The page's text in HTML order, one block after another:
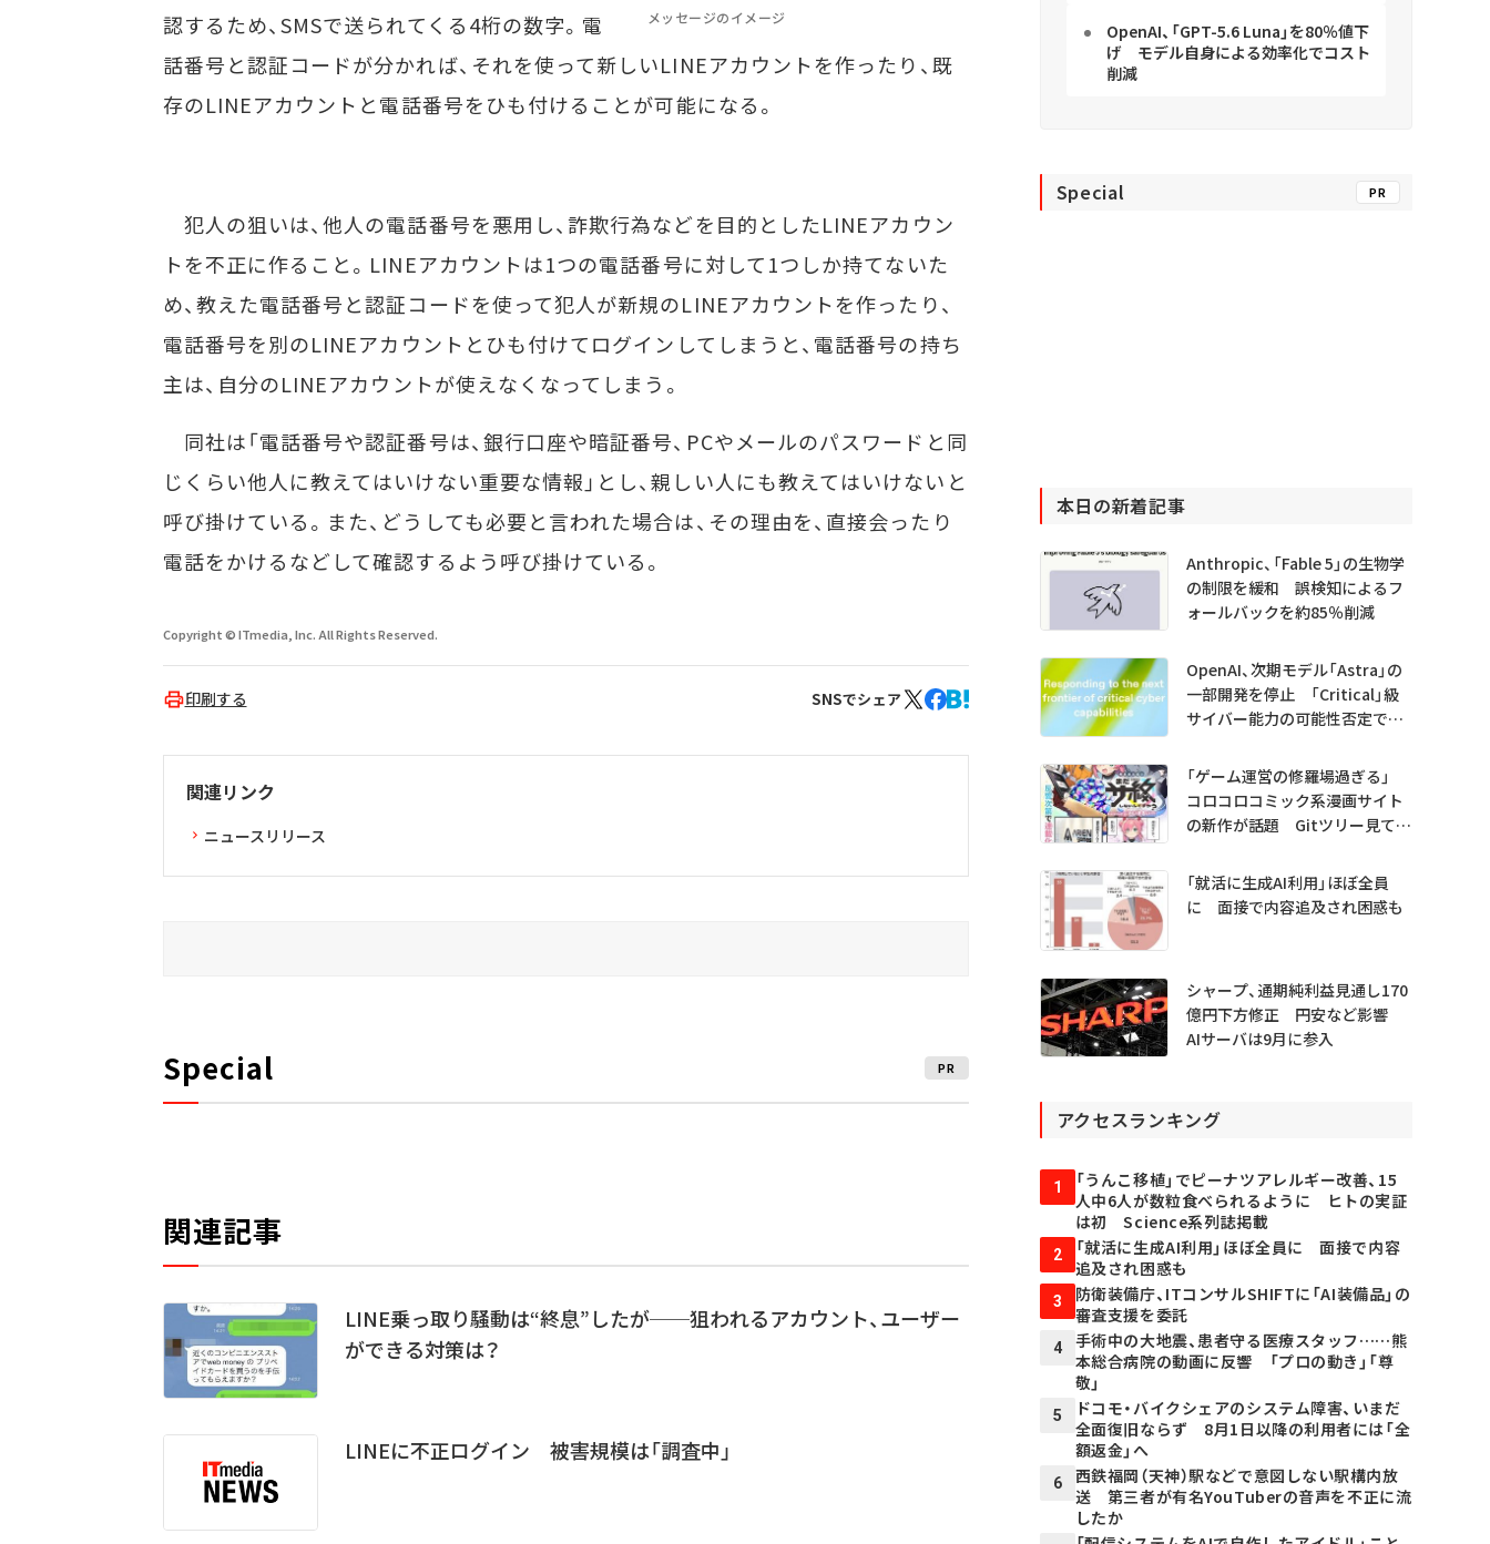
メッセージのイメージ
認するため、SMSで送られてくる4桁の数字。電
話番号と認証コードが分かれば、それを使って新しいLINEアカウントを作ったり、既
存のLINEアカウントと電話番号をひも付けることが可能になる。
犯人の狙いは、他人の電話番号を悪用し、詐欺行為などを目的としたLINEアカウン
トを不正に作ること。LINEアカウントは1つの電話番号に対して1つしか持てないた
め、教えた電話番号と認証コードを使って犯人が新規のLINEアカウントを作ったり、
電話番号を別のLINEアカウントとひも付けてログインしてしまうと、電話番号の持ち
主は、自分のLINEアカウントが使えなくなってしまう。
同社は「電話番号や認証番号は、銀行口座や暗証番号、PCやメールのパスワードと同
じくらい他人に教えてはいけない重要な情報」とし、親しい人にも教えてはいけないと
呼び掛けている。また、どうしても必要と言われた場合は、その理由を、直接会ったり
電話をかけるなどして確認するよう呼び掛けている。
Copyright © ITmedia, Inc. All Rights Reserved.
印刷する SNSでシェア
関連リンク
ニュースリリース
Special PR
関連記事
LINE乗っ取り騒動は“終息”したが──狙われるアカウント、ユーザー
ができる対策は？
LINEに不正ログイン 被害規模は「調査中」
OpenAI、「GPT-5.6 Luna」を80％値下
げ モデル自身による効率化でコスト
削減
Special PR
本日の新着記事
Anthropic、「Fable 5」の生物学
の制限を緩和 誤検知によるフ
ォールバックを約85％削減
OpenAI、次期モデル「Astra」の
一部開発を停止 「Critical」級
サイバー能力の可能性否定でき
「ゲーム運営の修羅場過ぎる」
コロコロコミック系漫画サイト
の新作が話題 Gitツリー見てガ
「就活に生成AI利用」ほぼ全員
に 面接で内容追及され困惑も
シャープ、通期純利益見通し170
億円下方修正 円安など影響
AIサーバは9月に参入
アクセスランキング
1
「うんこ移植」でピーナツアレルギー改善、15
人中6人が数粒食べられるように ヒトの実証
は初 Science系列誌掲載
2
「就活に生成AI利用」ほぼ全員に 面接で内容
追及され困惑も
3
防衛装備庁、ITコンサルSHIFTに「AI装備品」の
審査支援を委託
4
手術中の大地震、患者守る医療スタッフ……熊
本総合病院の動画に反響 「プロの動き」「尊
敬」
5
ドコモ・バイクシェアのシステム障害、いまだ
全面復旧ならず 8月1日以降の利用者には「全
額返金」へ
6
西鉄福岡（天神）駅などで意図しない駅構内放
送 第三者が有名YouTuberの音声を不正に流
したか